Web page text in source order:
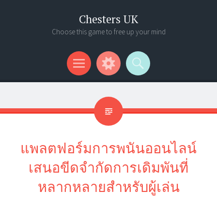
Chesters UK
Choose this game to free up your mind
Menu
Widgets
Search
แพลตฟอร์มการพนันออนไลน์
เสนอขีดจำกัดการเดิมพันที่
หลากหลายสำหรับผู้เล่น